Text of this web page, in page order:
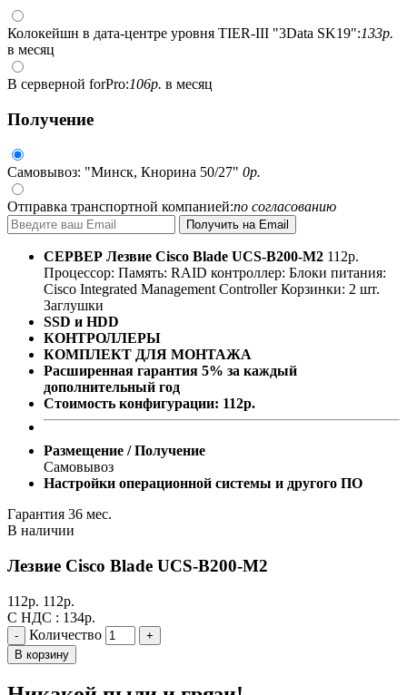
Колокейшн в дата-центре уровня TIER-III "3Data SK19":133р.
в месяц
В серверной forPro:106р. в месяц
Получение
Самовывоз: "Минск, Кнорина 50/27" 0р.
Отправка транспортной компанией:по согласованию
СЕРВЕР Лезвие Cisco Blade UCS-B200-M2 112р.
Процессор: Память: RAID контроллер: Блоки питания:
Cisco Integrated Management Controller Корзинки: 2 шт.
Заглушки
SSD и HDD
КОНТРОЛЛЕРЫ
КОМПЛЕКТ ДЛЯ МОНТАЖА
Расширенная гарантия 5% за каждый
дополнительный год
Стоимость конфигурации: 112р.
Размещение / Получение
Самовывоз
Настройки операционной системы и другого ПО
Гарантия 36 мес.
В наличии
Лезвие Cisco Blade UCS-B200-M2
112р. 112р.
С НДС : 134р.
- Количество
+
В корзину